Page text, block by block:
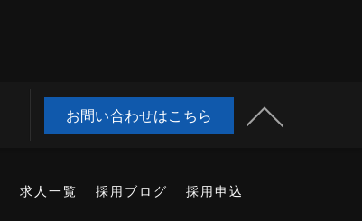
お問い合わせはこちら
求人一覧 採用ブログ
採用申込